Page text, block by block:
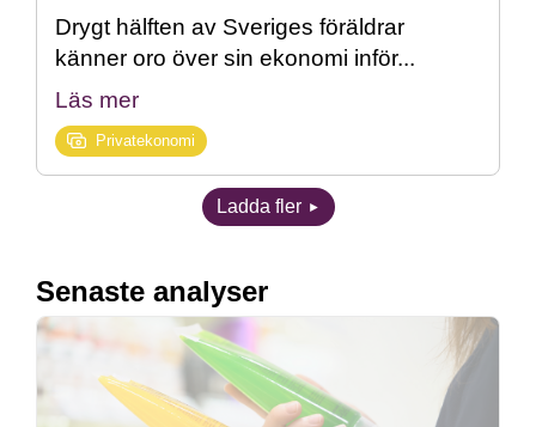
Drygt hälften av Sveriges föräldrar
känner oro över sin ekonomi inför...
Läs mer
Privatekonomi
Ladda fler
Senaste analyser